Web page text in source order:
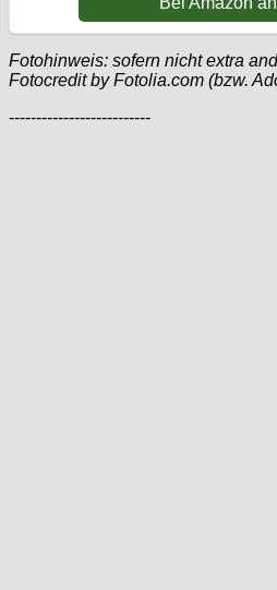
Fotohinweis: sofern nicht extra
Fotocredit by Fotolia.com (bzw.
--------------------------